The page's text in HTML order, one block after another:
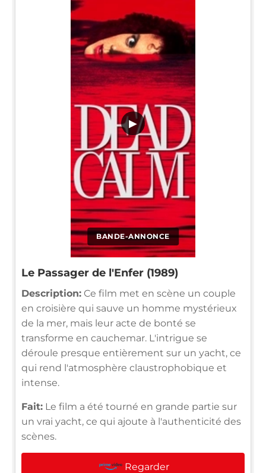
BANDE-ANNONCE
▶
Le Passager de l'Enfer (1989)
Description: Ce film met en scène un couple
en croisière qui sauve un homme mystérieux
de la mer, mais leur acte de bonté se
transforme en cauchemar. L'intrigue se
déroule presque entièrement sur un yacht, ce
qui rend l'atmosphère claustrophobique et
intense.
Fait: Le film a été tourné en grande partie sur
un vrai yacht, ce qui ajoute à l'authenticité des
scènes.
Regarder